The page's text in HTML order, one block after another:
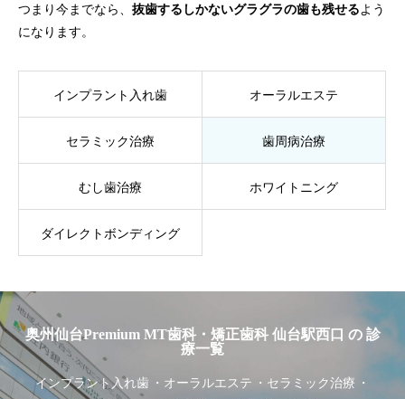
つまり今までなら、 抜歯するしかないグラグラの歯も残せるよう
になります。
インプラント入れ歯 オーラルエステ
セラミック治療 歯周病治療
むし歯治療 ホワイトニング
ダイレクトボンディング
奥州仙台Premium MT歯科・矯正歯科 仙台駅西口 の 診
療一覧
インプラント入れ歯 オーラルエステ
セラミック治療